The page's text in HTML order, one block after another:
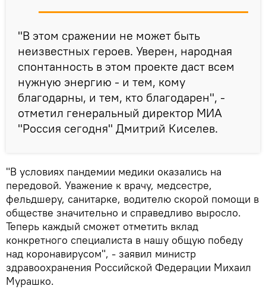
"В этом сражении не может быть
неизвестных героев. Уверен, народная
спонтанность в этом проекте даст всем
нужную энергию - и тем, кому
благодарны, и тем, кто благодарен", -
отметил генеральный директор МИА
"Россия сегодня" Дмитрий Киселев.
"В условиях пандемии медики оказались на
передовой. Уважение к врачу, медсестре,
фельдшеру, санитарке, водителю скорой помощи в
обществе значительно и справедливо выросло.
Теперь каждый сможет отметить вклад
конкретного специалиста в нашу общую победу
над коронавирусом", - заявил министр
здравоохранения Российской Федерации Михаил
Мурашко.